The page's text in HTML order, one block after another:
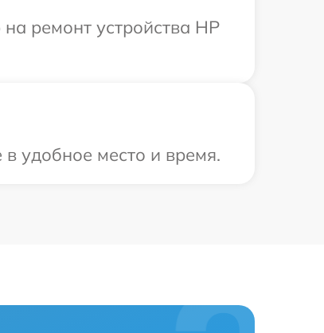
ремонт устройства HP
удобное место и время.